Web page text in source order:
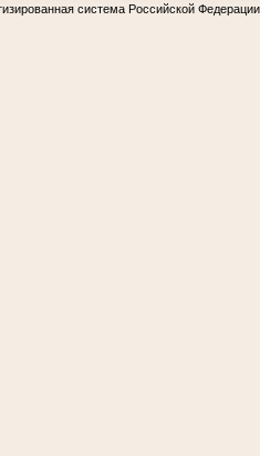
система Российской